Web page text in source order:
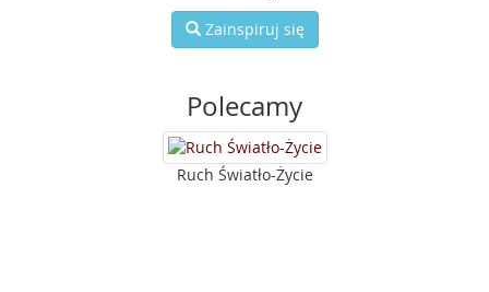
Zainspiruj się
Polecamy
Ruch Światło-Życie